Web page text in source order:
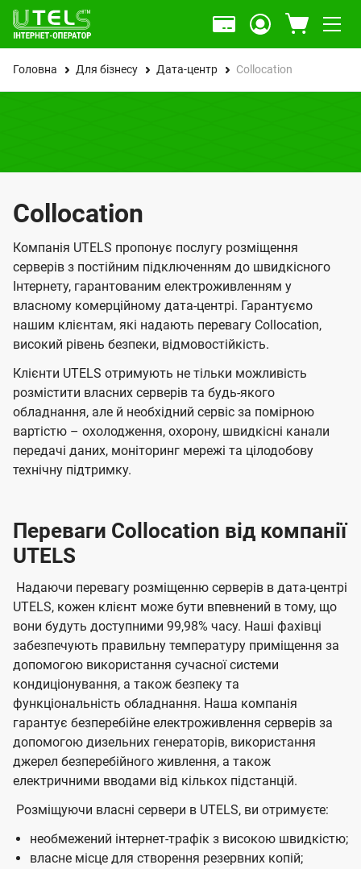
Головна Для бізнесу Дата-центр Collocation
Collocation
Компанія UTELS пропонує послугу розміщення
серверів з постійним підключенням до швидкісного
Інтернету, гарантованим електроживленням у
власному комерційному дата-центрі. Гарантуємо
нашим клієнтам, які надають перевагу Collocation,
високий рівень безпеки, відмовостійкість.
Клієнти UTELS отримують не тільки можливість
розмістити власних серверів та будь-якого
обладнання, але й необхідний сервіс за помірною
вартістю – охолодження, охорону, швидкісні канали
передачі даних, моніторинг мережі та цілодобову
технічну підтримку.
Переваги Collocation від компанії
UTELS
Надаючи перевагу розміщенню серверів в дата-центрі
UTELS, кожен клієнт може бути впевнений в тому, що
вони будуть доступними 99,98% часу. Наші фахівці
забезпечують правильну температуру приміщення за
допомогою використання сучасної системи
кондиціонування, а також безпеку та
функціональність обладнання. Наша компанія
гарантує безперебійне електроживлення серверів за
допомогою дизельних генераторів, використання
джерел безперебійного живлення, а також
електричними вводами від кількох підстанцій.
Розміщуючи власні сервери в UTELS, ви отримуєте:
необмежений інтернет-трафік з високою швидкістю;
власне місце для створення резервних копій;